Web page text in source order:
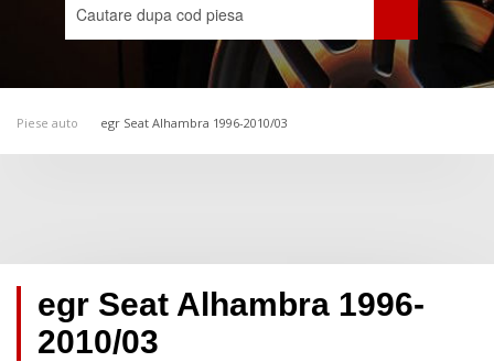
Piese auto egr Seat Alhambra 1996-2010/03
egr Seat Alhambra 1996-
2010/03